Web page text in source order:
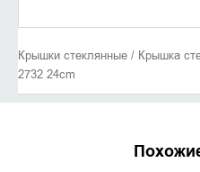
Крышки стеклянные / Крышка
2732 24cm